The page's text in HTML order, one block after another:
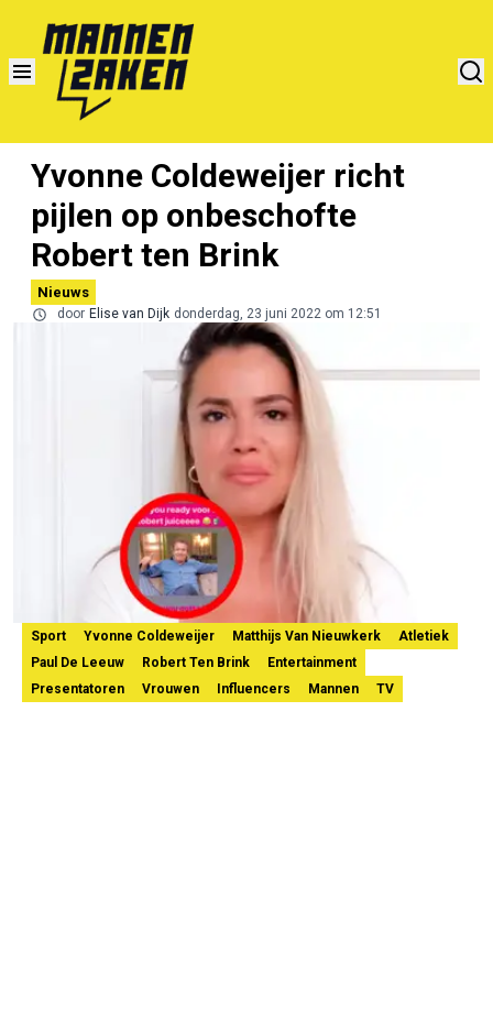
Yvonne Coldeweijer richt
pijlen op onbeschofte
Robert ten Brink
Nieuws
door Elise van Dijk donderdag, 23 juni 2022 om 12:51
Sport Yvonne Coldeweijer Matthijs Van Nieuwkerk
Atletiek
Paul De Leeuw
Robert Ten Brink
Entertainment
Presentatoren
Vrouwen Influencers Mannen TV